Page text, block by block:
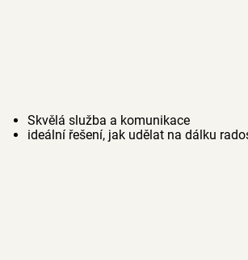
Skvělá služba a komunikace
ideální řešení, jak udělat na dálku